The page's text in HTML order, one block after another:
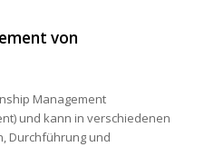
von
Management
und kann in verschiedenen
Durchführung und